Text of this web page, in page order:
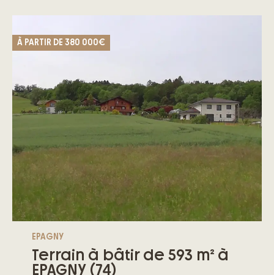
À PARTIR DE 380 000€
EPAGNY
Terrain à bâtir de 593 m² à
EPAGNY (74)